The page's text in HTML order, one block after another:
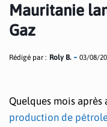
Mauritanie
Gaz
Rédigé par : Roly B. 03/08/
Quelques mois
production de